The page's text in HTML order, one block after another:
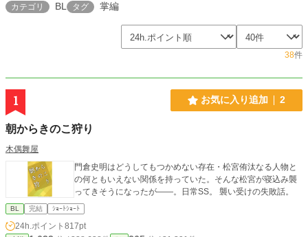
カテゴリ BL タグ 掌編
38件
1 お気に入り追加 2
朝からきのこ狩り
木偶舞屋
門倉史明はどうしてもつかめない存在・松宮侑汰なる人物と
の何ともいえない関係を持っていた。そんな松宮が寝込み襲
ってきそうになったが――。日常SS。 襲い受けの失敗話。
BL 完結 ｼｮｰﾄｼｮｰﾄ
24h.ポイント 817pt